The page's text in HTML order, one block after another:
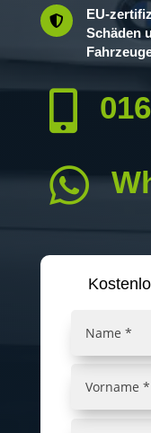

EU-
Schäden

